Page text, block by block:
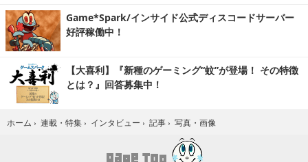
Game*Spark/インサイド公式ディスコードサーバー
好評稼働中！
【大喜利】『新種のゲーミング“蚊”が登場！ その特徴
とは？』回答募集中！
ホーム › 連載・特集 › インタビュー › 記事 › 写真・画像